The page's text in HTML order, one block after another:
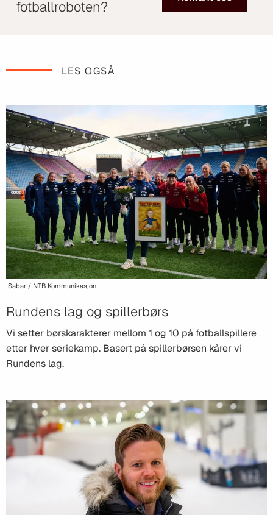
fotballroboten?
LES OGSÅ
Sabar / NTB Kommunikasjon
Rundens lag og spillerbørs
Vi setter børskarakterer mellom 1 og 10 på fotballspillere
etter hver seriekamp. Basert på spillerbørsen kårer vi
Rundens lag.